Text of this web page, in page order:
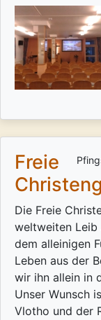
Freie
Die Freie
weltweiten Leib
dem alleinigen
Leben aus der
wir ihn allein in
Unser Wunsch
Vlotho und der